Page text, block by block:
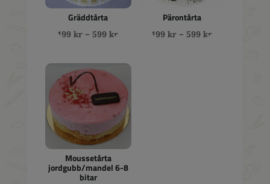
Gräddtårta
199kr – 599krPrisintervall:
till
599 kr
Pärontårta
199 kr – 599 krPrisintervall:
Moussetårta
jordgubb/mandel 6-8
bitar